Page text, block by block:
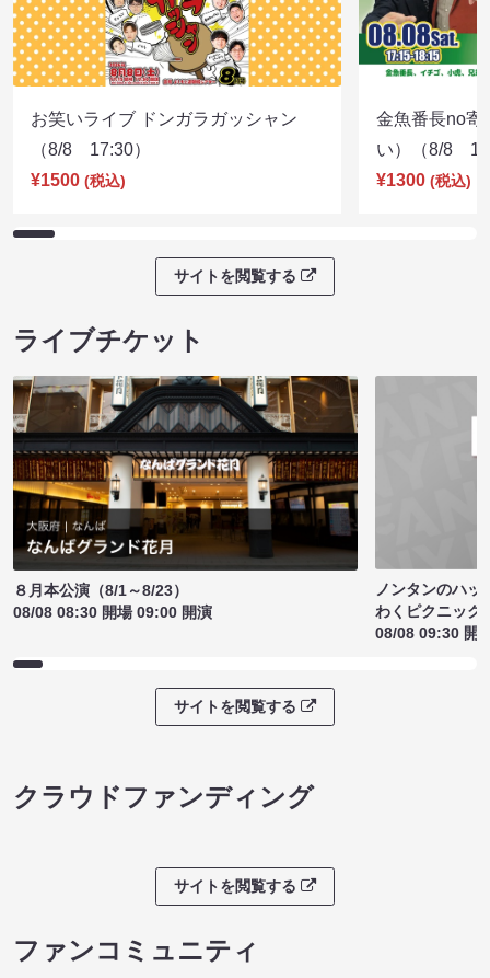
お笑いライブ ドンガラガッシャン
（8/8 17:30）
¥1500 (税込)
金魚番長no寄
い）（8/8
¥1300 (税込)
サイトを閲覧する
ライブチケット
８月本公演（8/1～8/23）
08/08 08:30 開場 09:00 開演
ノンタンのハッ
わくピクニック
08/08 09:30 開
サイトを閲覧する
クラウドファンディング
サイトを閲覧する
ファンコミュニティ